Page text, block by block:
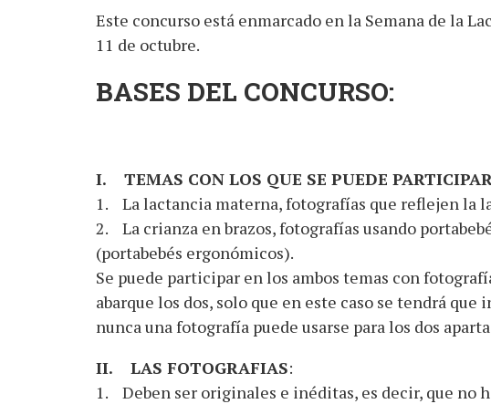
Este concurso está enmarcado en la Semana de la
11 de octubre.
BASES DEL CONCURSO:
I. TEMAS CON LOS QUE SE PUEDE
1. La lactancia materna, fotografías que reflejen la
2. La crianza en brazos, fotografías usando
(portabebés ergonómicos).
Se puede participar en los ambos temas con
abarque los dos, solo que en este caso se tendrá
nunca una fotografía puede usarse para los dos
II. LAS FOTOGRAFIAS:
1. Deben ser originales e inéditas, es decir, que no